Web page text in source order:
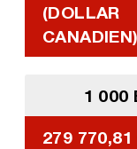
(DOLLAR
CANADIEN)
1 000
279 770,81